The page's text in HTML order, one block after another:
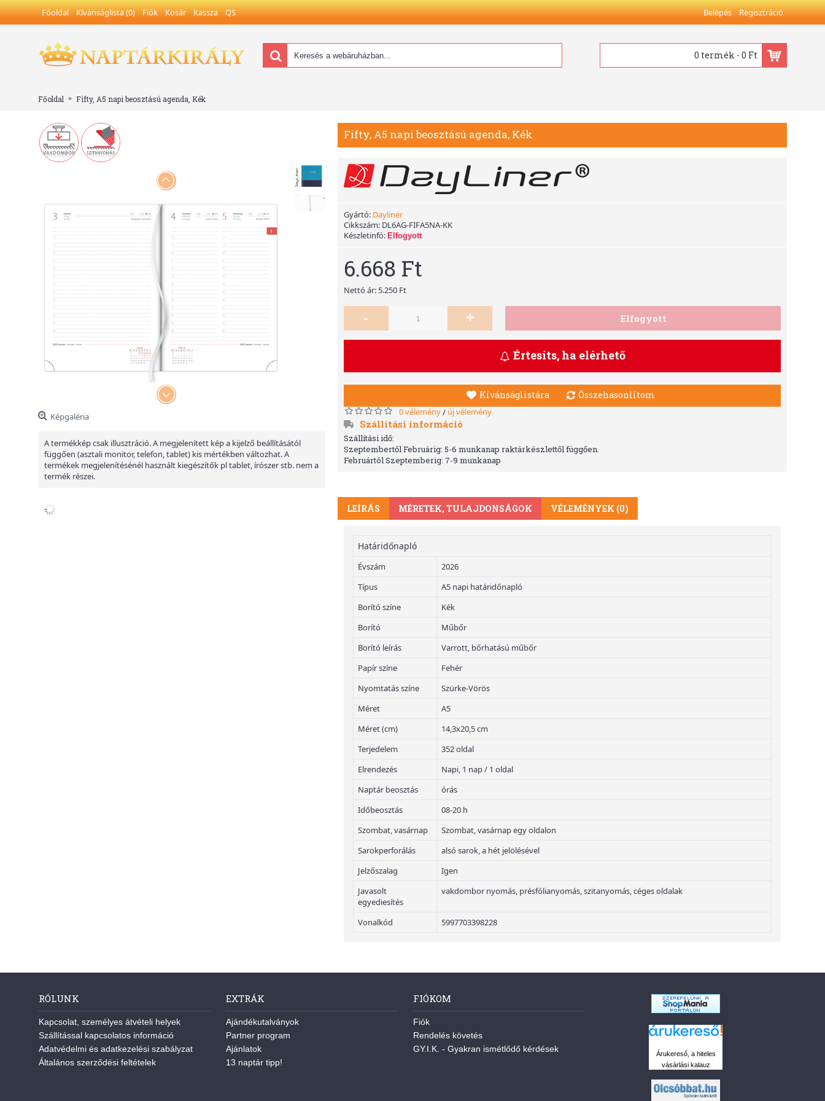
Főoldal Kívánságlista (0) Fiók Kosár Kassza QS Belépés Regisztráció
0 termék - 0 Ft
Főoldal Fifty, A5 napi beosztású agenda, Kék
Képgaléria
A termékkép csak illusztráció. A megjelenített kép a kijelző beállításától
függően (asztali monitor, telefon, tablet) kis mértékben változhat. A
termékek megjelenítésénél használt kiegészítők pl tablet, írószer stb. nem a
termék részei.
Fifty, A5 napi beosztású agenda, Kék
Gyártó: Dayliner
Cikkszám: DL6AG-FIFA5NA-KK
Készletinfó: Elfogyott
6.668 Ft
Nettó ár: 5.250 Ft
- + Elfogyott
Értesíts, ha elérhető
Kívánságlistára Összehasonlítom
0 vélemény/ új vélemény
Szállítási információ
Szállítási idő:
Szeptembertől Februárig: 5-6 munkanap raktárkészlettől függően.
Februártól Szeptemberig: 7-9 munkanap
LEÍRÁS MÉRETEK, TULAJDONSÁGOK VÉLEMÉNYEK (0)
Határidőnapló
Évszám
2026
Típus
A5 napi határidőnapló
Borító színe
Kék
Borító
Műbőr
Borító leírás
Varrott, bőrhatású műbőr
Papír színe
Fehér
Nyomtatás színe
Szürke-Vörös
Méret
A5
Méret (cm)
14,3x20,5 cm
Terjedelem
352 oldal
Elrendezés
Napi, 1 nap / 1 oldal
Naptár beosztás
órás
Időbeosztás
08-20 h
Szombat, vasárnap
Szombat, vasárnap egy oldalon
Sarokperforálás
alsó sarok, a hét jelölésével
Jelzőszalag
Igen
Javasolt
egyediesítés
vakdombor nyomás, présfólianyomás, szitanyomás, céges oldalak
Vonalkód 5997703398228
RÓLUNK
Kapcsolat, személyes átvételi helyek
Szállítással kapcsolatos információ
Adatvédelmi és adatkezelési szabályzat
Általános szerződési feltételek
EXTRÁK
Ajándékutalványok
Partner program
Ajánlatok
13 naptár tipp!
FIÓKOM
Fiók
Rendelés követés
GY.I.K. - Gyakran ismétlődő kérdések
Árukereső, a hiteles
vásárlási kalauz